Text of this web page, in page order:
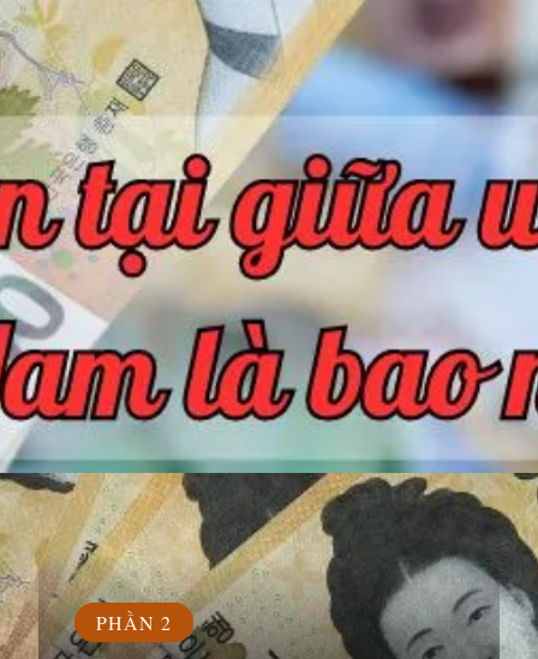
Đang mở https://susach.edu.vn/1000-won-bang-bao-nhieu-tien-viet
PHẦN 2